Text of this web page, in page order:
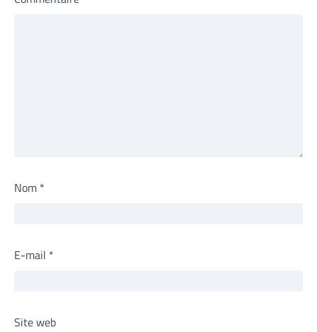
Nom *
E-mail *
Site web